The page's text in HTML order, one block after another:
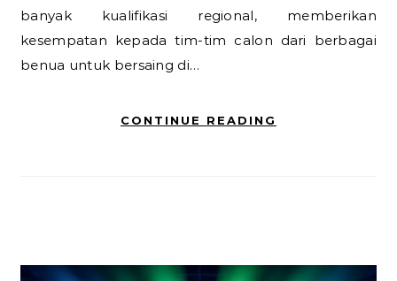
banyak kualifikasi regional, memberikan
kesempatan kepada tim-tim calon dari berbagai
benua untuk bersaing di…
CONTINUE READING